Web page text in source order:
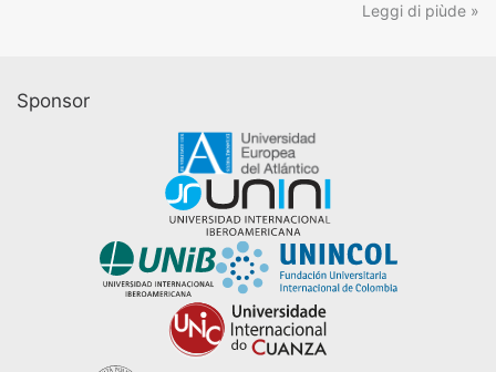
Leggi di piùde »
Sponsor